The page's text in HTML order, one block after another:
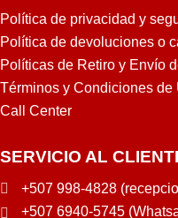
Política de privacidad y
Política de devoluciones o
Políticas de Retiro y Envío
Términos y Condiciones de
Call Center
SERVICIO AL
+507 998-4828
+507 6940-5745